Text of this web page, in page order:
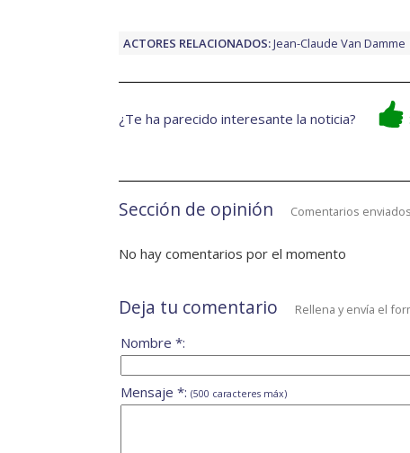
ACTORES RELACIONADOS:Jean-Claude Van Damme
¿Te ha parecido interesante la noticia?
Sección de opinión Comentarios
No hay comentarios por el momento
Deja tu comentario Rellena y envía el
Nombre *:
Mensaje *: (500 caracteres máx)